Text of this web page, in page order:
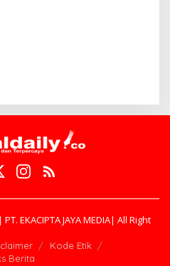
EKACIPTA JAYA MEDIA| All Right
Kode Etik
Berita